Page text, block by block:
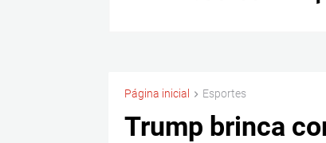
Página inicial Esportes
Trump brinca